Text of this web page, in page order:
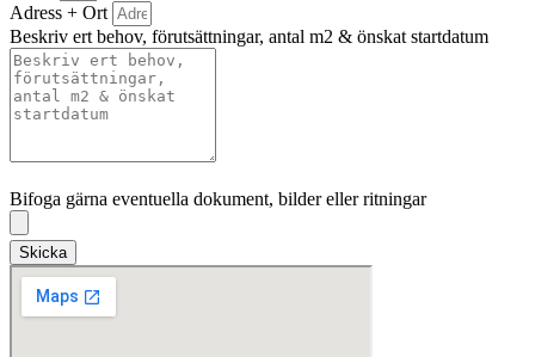
Adress + Ort
Beskriv ert behov, förutsättningar, antal m2 & önskat startdatum
Bifoga gärna eventuella dokument, bilder eller ritningar
Skicka